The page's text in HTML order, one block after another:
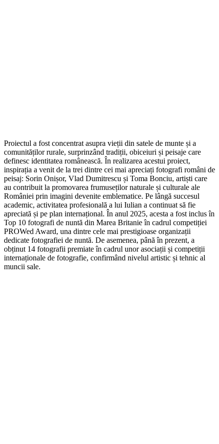
Proiectul a fost concentrat asupra vieții din satele de munte și a
comunităților rurale, surprinzând tradiții, obiceiuri și peisaje care
definesc identitatea românească. În realizarea acestui proiect,
inspirația a venit de la trei dintre cei mai apreciați fotografi români de
peisaj: Sorin Onișor, Vlad Dumitrescu și Toma Bonciu, artiști care
au contribuit la promovarea frumuseților naturale și culturale ale
României prin imagini devenite emblematice. Pe lângă succesul
academic, activitatea profesională a lui Iulian a continuat să fie
apreciată și pe plan internațional. În anul 2025, acesta a fost inclus în
Top 10 fotografi de nuntă din Marea Britanie în cadrul competiției
PROWed Award, una dintre cele mai prestigioase organizații
dedicate fotografiei de nuntă. De asemenea, până în prezent, a
obținut 14 fotografii premiate în cadrul unor asociații și competiții
internaționale de fotografie, confirmând nivelul artistic și tehnic al
muncii sale.